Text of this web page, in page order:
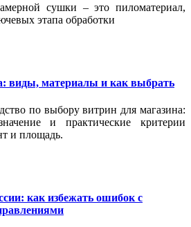
сушки – это пиломатериал,
этапа обработки
виды, материалы и как выбрать
по выбору витрин для магазина:
и практические критерии
и площадь.
как избежать ошибок с